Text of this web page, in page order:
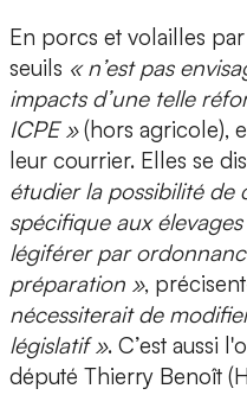
En porcs et volailles
seuils « n’est pas
impacts d’une telle
ICPE »(hors agricole),
leur courrier. Elles se
étudier la possibilité
spécifique aux
légiférer par
préparation »,
nécessiterait de
législatif ». C’est aussi
député Thierry Benoît